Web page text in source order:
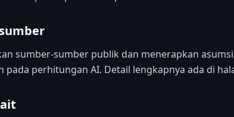
sumber-sumber publik dan menerapkan
pada perhitungan AI. Detail lengkapnya ada di